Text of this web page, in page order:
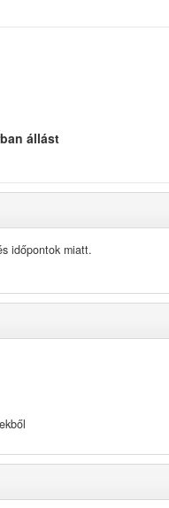
állást
időpontok miatt.